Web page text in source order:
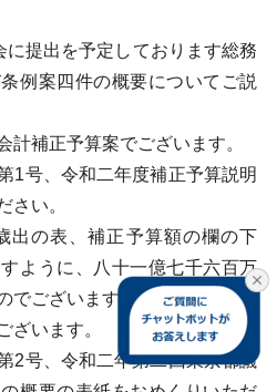
提出を予定しております総務
例案四件の概要についてご説
補正予算案でございます。
1号、令和二年度補正予算説明
さい。
の表、補正予算額の欄の下
ように、八十一億七千六百万
でございます。
います。
2号、令和二年第二回東京都議